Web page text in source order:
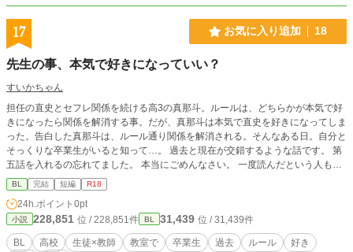
17 お気に入り追加 18
先生の事、本気で好きになっていい？
すいかちゃん
担任の直史とセフレ関係を続ける高3の真那斗。ルールは、どちらかが本気で好
きになったら関係を解消する事。だが、真那斗は本気で直史を好きになってしま
った。告白した真那斗は、ルール通り関係を解消される。そんなある日。自分と
そっくりな卒業生がいると知って…。 過去と現在が交錯するような話です。 第
五話を入れるの忘れてました。 本当にごめんなさい。 一度読んだという人も、
第五話だけ読んでいただくと嬉しいです。 ヤキモチをやく真那斗と、いつにな
く大胆になる直史が描かれています。
BL 完結 短編 R18
24h.ポイント 0pt
小説 228,851 位 / 228,851件 BL 31,439 位 / 31,439件
BL 高校 生徒×教師 教室で 卒業生 過去 ルール
好き